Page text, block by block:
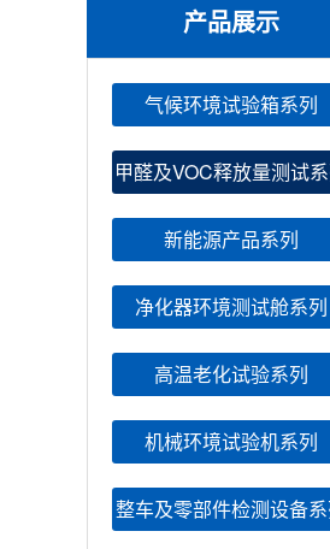
产品展示
气候环境试验箱系列
甲醛及VOC释放量测试
新能源产品系列
净化器环境测试舱系列
高温老化试验系列
机械环境试验机系列
整车及零部件检测设备